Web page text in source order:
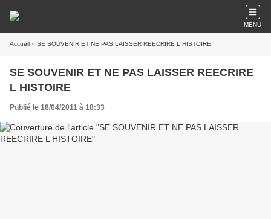
MENU
Accueil » SE SOUVENIR ET NE PAS LAISSER REECRIRE L HISTOIRE
SE SOUVENIR ET NE PAS LAISSER REECRIRE
L HISTOIRE
Publié le 18/04/2011 à 18:33